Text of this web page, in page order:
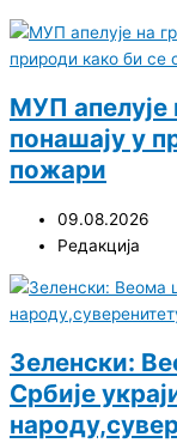
МУП апелује
понашају у
пожари
09.08.2026
Редакција
Зеленски:
Србије